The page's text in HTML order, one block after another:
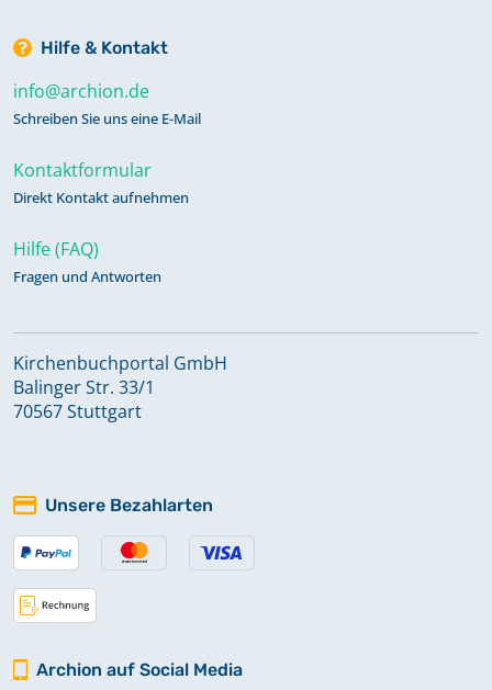
Hilfe & Kontakt
info@archion.de
Schreiben Sie uns eine E-Mail
Kontaktformular
Direkt Kontakt aufnehmen
Hilfe (FAQ)
Fragen und Antworten
Kirchenbuchportal GmbH
Balinger Str. 33/1
70567 Stuttgart
Unsere Bezahlarten
Archion auf Social Media